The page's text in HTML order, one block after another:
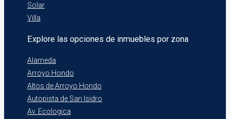
Solar
Villa
Explore las opciones de inmuebles por zona
Alameda
Arroyo Hondo
Altos de Arroyo Hondo
Autopista de San Isidro
Av. Ecologica